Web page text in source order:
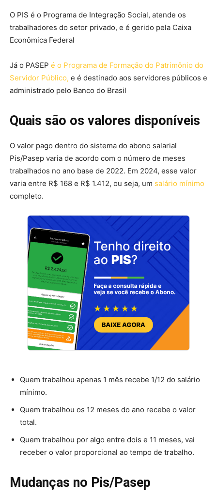
O PIS é o Programa de Integração Social, atende os
trabalhadores do setor privado, e é gerido pela Caixa
Econômica Federal
Já o PASEP é o Programa de Formação do Patrimônio do
Servidor Público, e é destinado aos servidores públicos e
administrado pelo Banco do Brasil
Quais são os valores disponíveis
O valor pago dentro do sistema do abono salarial
Pis/Pasep varia de acordo com o número de meses
trabalhados no ano base de 2022. Em 2024, esse valor
varia entre R$ 168 e R$ 1.412, ou seja, um salário mínimo
completo.
Quem trabalhou apenas 1 mês recebe 1/12 do salário
mínimo.
Quem trabalhou os 12 meses do ano recebe o valor
total.
Quem trabalhou por algo entre dois e 11 meses, vai
receber o valor proporcional ao tempo de trabalho.
Mudanças no Pis/Pasep